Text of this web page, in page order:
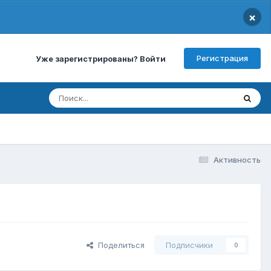
×
Уже зарегистрированы? Войти Регистрация
Активность
Поделиться Подписчики 0